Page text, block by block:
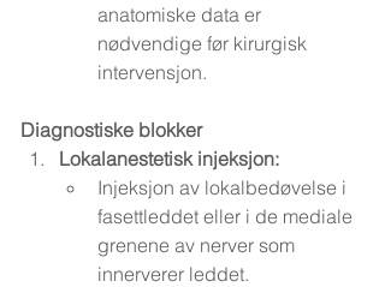
anatomiske data er
nødvendige før kirurgisk
intervensjon.
Diagnostiske blokker
Lokalanestetisk injeksjon:
Injeksjon av lokalbedøvelse i
fasettleddet eller i de mediale
grenene av nerver som
innerverer leddet.